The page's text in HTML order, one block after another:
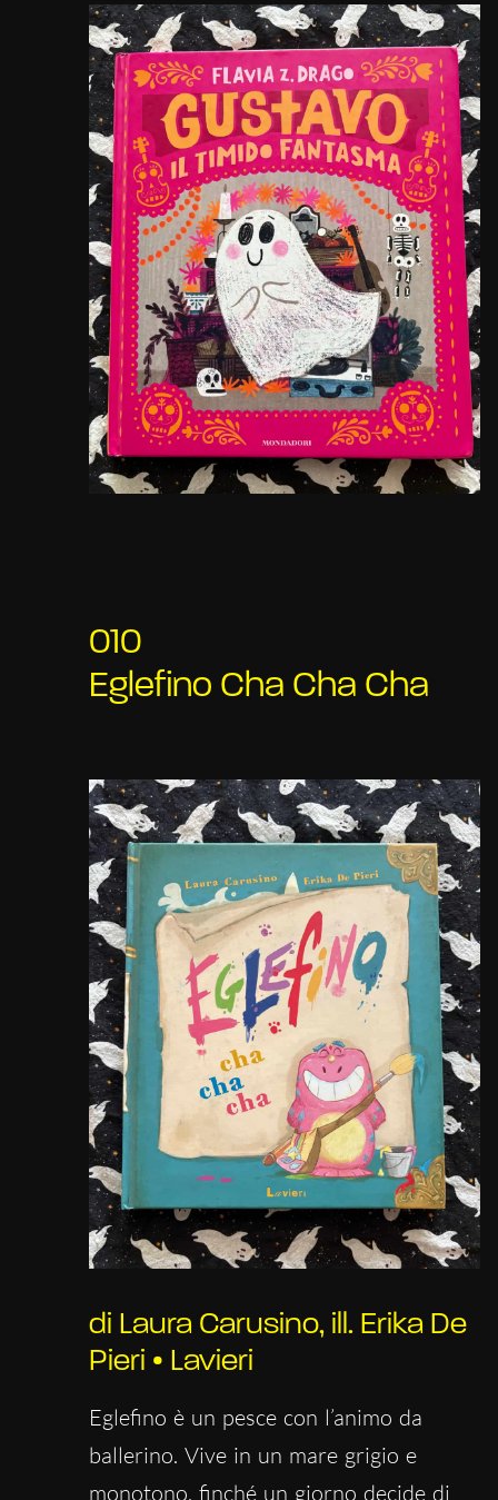
010
Eglefino Cha Cha Cha
di Laura Carusino, ill. Erika De
Pieri • Lavieri
Eglefino è un pesce con l’animo da
ballerino. Vive in un mare grigio e
monotono, finché un giorno decide di